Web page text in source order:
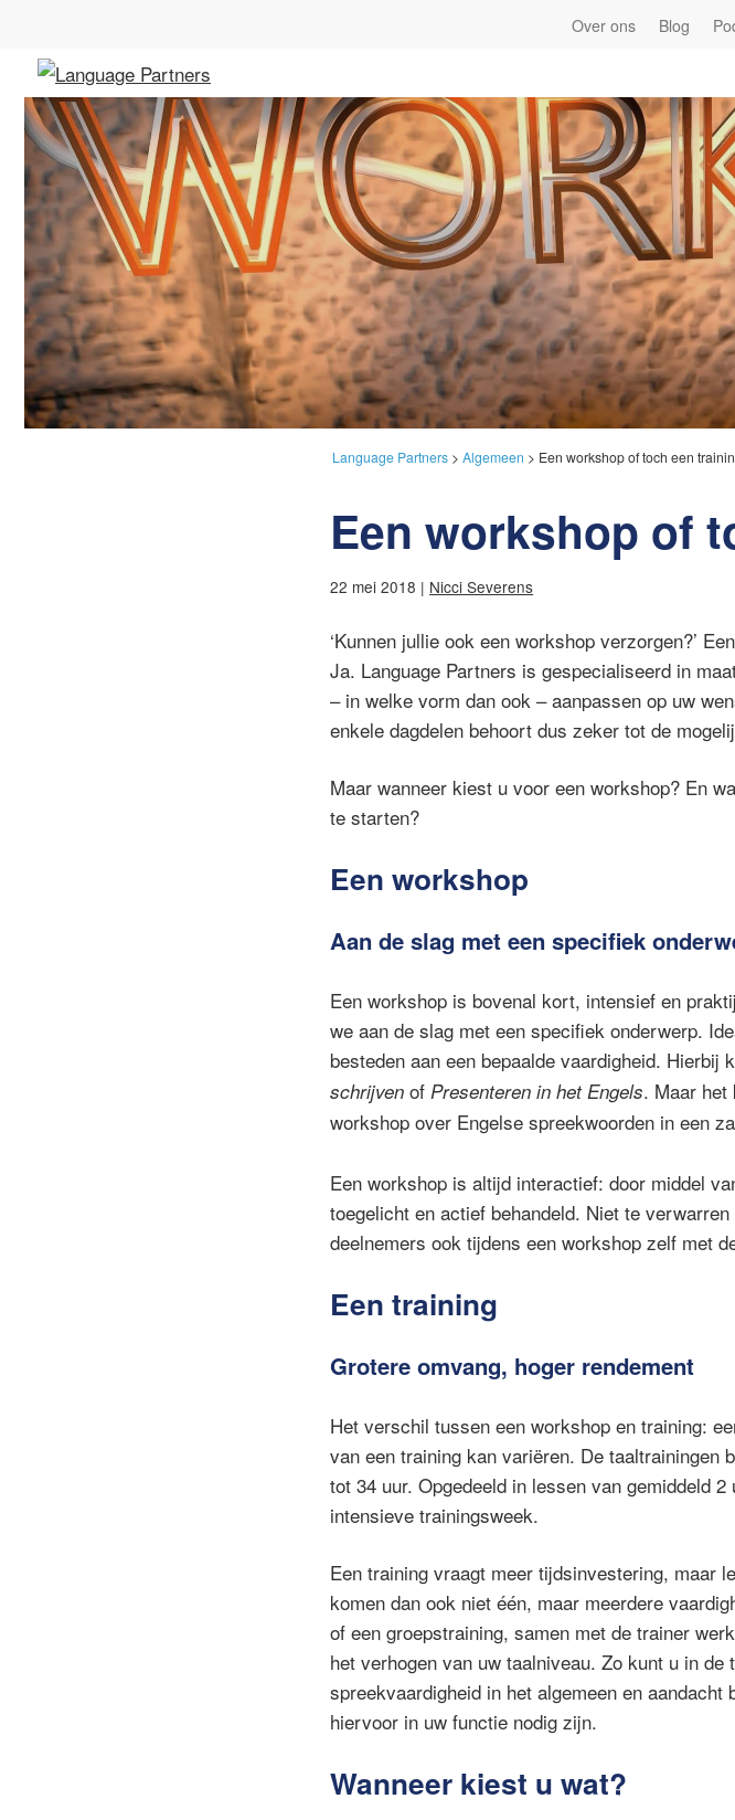
Over ons Blog
Language Partners >Algemeen > Een workshop of toch een
Een workshop of
22 mei 2018 | Nicci Severens
‘Kunnen jullie ook een workshop verzorgen?’
Ja. Language Partners is gespecialiseerd in
– in welke vorm dan ook – aanpassen op uw
enkele dagdelen behoort dus zeker tot de
Maar wanneer kiest u voor een workshop? En
te starten?
Een workshop
Aan de slag met een specifiek
Een workshop is bovenal kort, intensief en
we aan de slag met een specifiek onderwerp.
besteden aan een bepaalde vaardigheid.
schrijven ofPresenteren in het Engels. Maar het
workshop over Engelse spreekwoorden in een
Een workshop is altijd interactief: door middel
toegelicht en actief behandeld. Niet te
deelnemers ook tijdens een workshop zelf met
Een training
Grotere omvang, hoger rendement
Het verschil tussen een workshop en training:
van een training kan variëren. De taaltrainingen
tot 34 uur. Opgedeeld in lessen van gemiddeld
intensieve trainingsweek.
Een training vraagt meer tijdsinvestering, maar
komen dan ook niet één, maar meerdere
of een groepstraining, samen met de trainer
het verhogen van uw taalniveau. Zo kunt u in
spreekvaardigheid in het algemeen en
hiervoor in uw functie nodig zijn.
Wanneer kiest u wat?